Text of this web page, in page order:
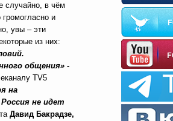
в чём
и
увы – эти
из них:
общения» -
TV5
на
не идет
Давид Бакрадзе,